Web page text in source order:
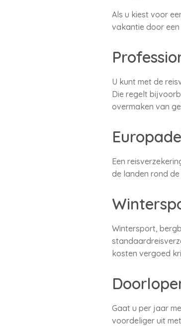
Als u kiest voor
vakantie door
U kunt met de
Die regelt
overmaken van
Een
de landen rond
Wintersport,
kosten vergoed
Gaat u per jaar
voordeliger uit